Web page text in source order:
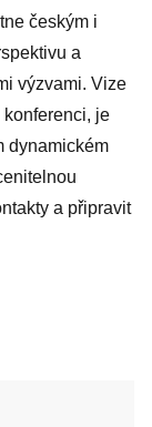
českým i
a
výzvami. Vize
konferenci, je
dynamickém
a připravit